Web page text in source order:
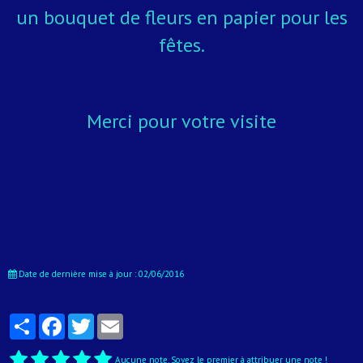
un bouquet de fleurs en papier pour les
fêtes.
Merci pour votre visite
Date de dernière mise à jour : 02/06/2016
PartagerFacebookTwitter
Aucune note. Soyez le premier à attribuer une note !